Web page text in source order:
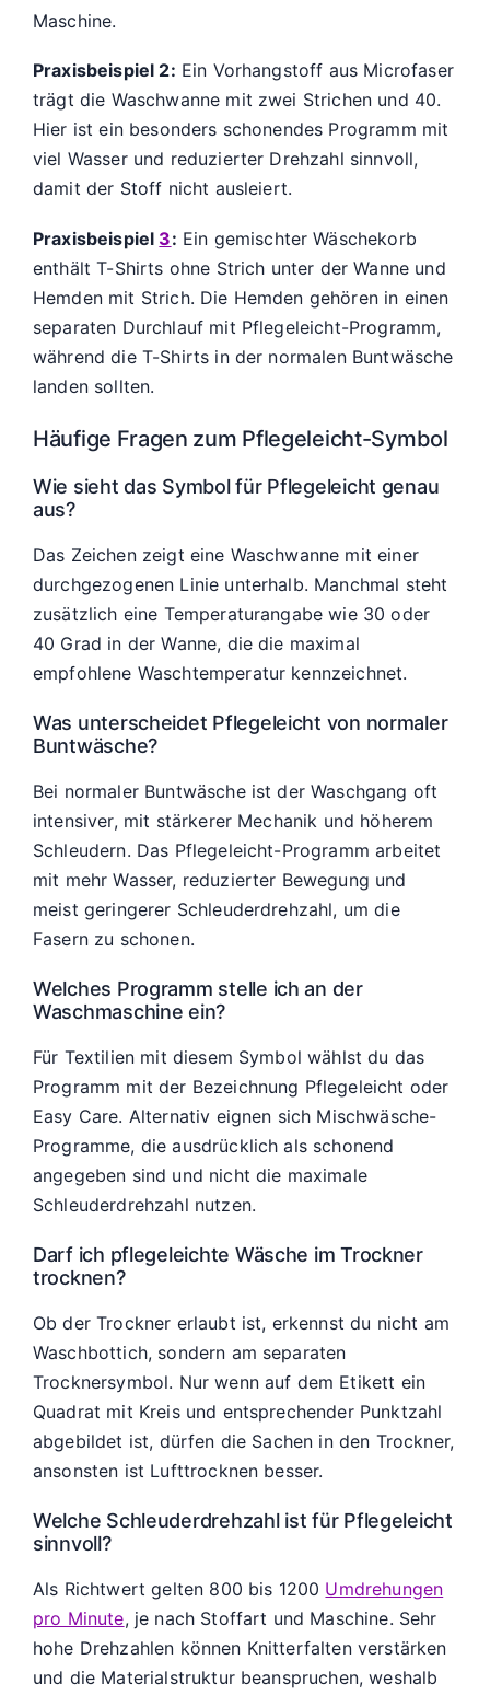
Maschine.
Praxisbeispiel 2: Ein Vorhangstoff aus Microfaser
trägt die Waschwanne mit zwei Strichen und 40.
Hier ist ein besonders schonendes Programm mit
viel Wasser und reduzierter Drehzahl sinnvoll,
damit der Stoff nicht ausleiert.
Praxisbeispiel 3: Ein gemischter Wäschekorb
enthält T-Shirts ohne Strich unter der Wanne und
Hemden mit Strich. Die Hemden gehören in einen
separaten Durchlauf mit Pflegeleicht-Programm,
während die T-Shirts in der normalen Buntwäsche
landen sollten.
Häufige Fragen zum Pflegeleicht-Symbol
Wie sieht das Symbol für Pflegeleicht genau
aus?
Das Zeichen zeigt eine Waschwanne mit einer
durchgezogenen Linie unterhalb. Manchmal steht
zusätzlich eine Temperaturangabe wie 30 oder
40 Grad in der Wanne, die die maximal
empfohlene Waschtemperatur kennzeichnet.
Was unterscheidet Pflegeleicht von normaler
Buntwäsche?
Bei normaler Buntwäsche ist der Waschgang oft
intensiver, mit stärkerer Mechanik und höherem
Schleudern. Das Pflegeleicht-Programm arbeitet
mit mehr Wasser, reduzierter Bewegung und
meist geringerer Schleuderdrehzahl, um die
Fasern zu schonen.
Welches Programm stelle ich an der
Waschmaschine ein?
Für Textilien mit diesem Symbol wählst du das
Programm mit der Bezeichnung Pflegeleicht oder
Easy Care. Alternativ eignen sich Mischwäsche-
Programme, die ausdrücklich als schonend
angegeben sind und nicht die maximale
Schleuderdrehzahl nutzen.
Darf ich pflegeleichte Wäsche im Trockner
trocknen?
Ob der Trockner erlaubt ist, erkennst du nicht am
Waschbottich, sondern am separaten
Trocknersymbol. Nur wenn auf dem Etikett ein
Quadrat mit Kreis und entsprechender Punktzahl
abgebildet ist, dürfen die Sachen in den Trockner,
ansonsten ist Lufttrocknen besser.
Welche Schleuderdrehzahl ist für Pflegeleicht
sinnvoll?
Als Richtwert gelten 800 bis 1200 Umdrehungen
pro Minute, je nach Stoffart und Maschine. Sehr
hohe Drehzahlen können Knitterfalten verstärken
und die Materialstruktur beanspruchen, weshalb